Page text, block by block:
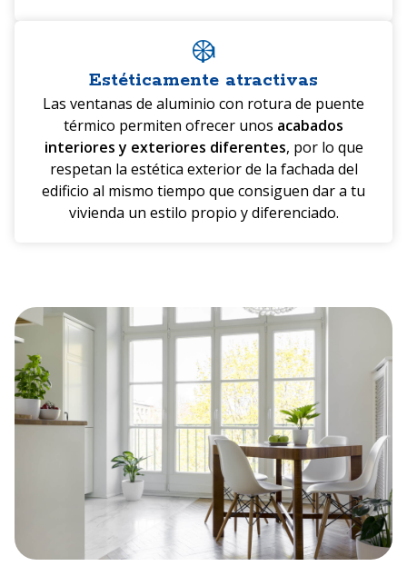
Estéticamente atractivas
Las ventanas de aluminio con rotura de puente
térmico permiten ofrecer unos acabados
interiores y exteriores diferentes, por lo que
respetan la estética exterior de la fachada del
edificio al mismo tiempo que consiguen dar a tu
vivienda un estilo propio y diferenciado.